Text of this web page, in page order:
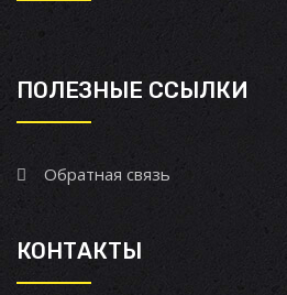
ПОЛЕЗНЫЕ ССЫЛКИ
Обратная связь
КОНТАКТЫ